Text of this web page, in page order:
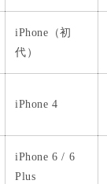
iPhone（初
代）
iPhone 4
iPhone 6 / 6
Plus